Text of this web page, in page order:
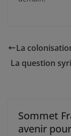
La
La question
Sommet
avenir